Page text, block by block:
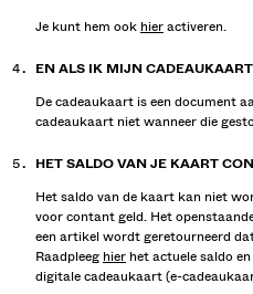
Je kunt hem ook hieractiveren.
EN ALS IK MIJN
De cadeaukaart is een document
cadeaukaart niet wanneer die
HET SALDO VAN JE KAART
Het saldo van de kaart kan niet
voor contant geld. Het
een artikel wordt geretourneerd
Raadpleeg hier het actuele saldo
digitale cadeaukaart (e-